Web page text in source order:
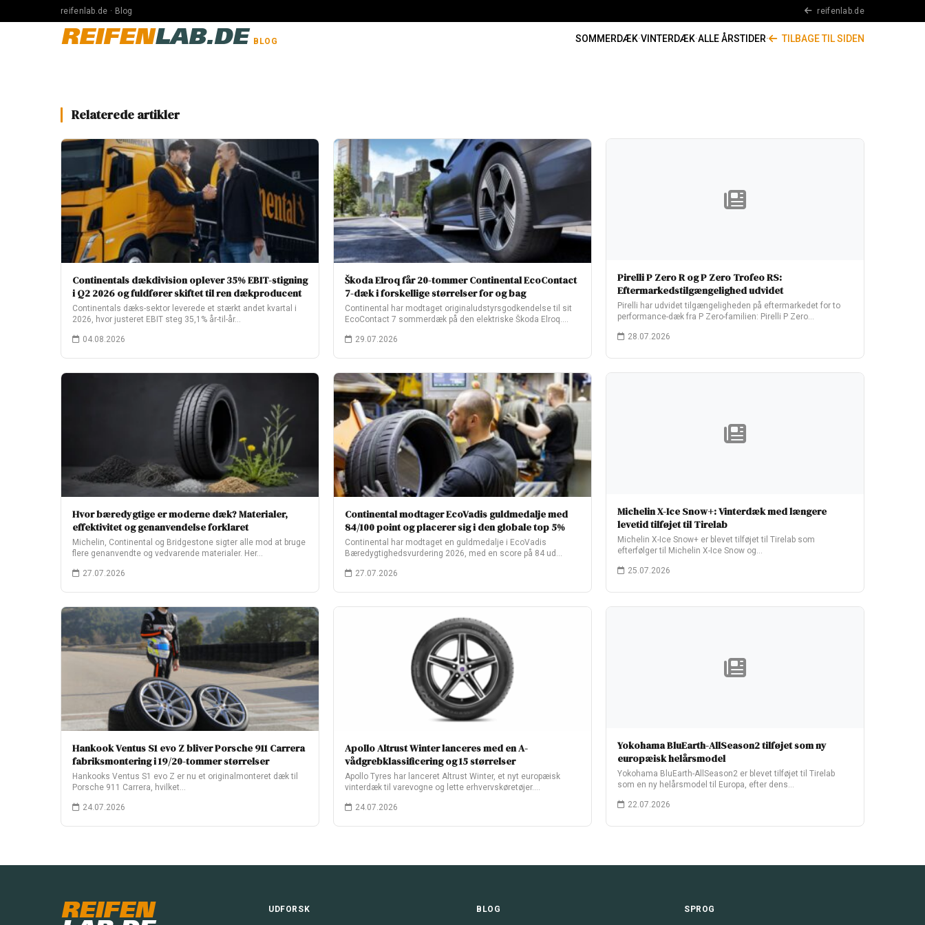
reifenlab.de · Blog reifenlab.de
REIFENLAB.DE BLOG SOMMERDÆK·VINTERDÆK·ALLE ÅRSTIDER· TILBAGE TIL SIDEN
Relaterede artikler
Continentals dækdivision oplever 35% EBIT-stigning
i Q2 2026 og fuldfører skiftet til ren dækproducent
Continentals dæks-sektor leverede et stærkt andet kvartal i
2026, hvor justeret EBIT steg 35,1% år-til-år…
04.08.2026
Škoda Elroq får 20-tommer Continental EcoContact
7-dæk i forskellige størrelser for og bag
Continental har modtaget originaludstyrsgodkendelse til sit
EcoContact 7 sommerdæk på den elektriske Škoda Elroq.
29.07.2026
Pirelli P Zero R og P Zero Trofeo RS:
Eftermarkedstilgængelighed udvidet
Pirelli har udvidet tilgængeligheden på eftermarkedet for to
performance-dæk fra P Zero-familien: Pirelli P Zero…
28.07.2026
Hvor bæredygtige er moderne dæk? Materialer,
effektivitet og genanvendelse forklaret
Michelin, Continental og Bridgestone sigter alle mod at bruge
flere genanvendte og vedvarende materialer. Her…
27.07.2026
Continental modtager EcoVadis guldmedalje med
84/100 point og placerer sig i den globale top 5%
Continental har modtaget en guldmedalje i EcoVadis
Bæredygtighedsvurdering 2026, med en score på 84 ud…
27.07.2026
Michelin X-Ice Snow+: Vinterdæk med længere
levetid tilføjet til Tirelab
Michelin X-Ice Snow+ er blevet tilføjet til Tirelab som
efterfølger til Michelin X-Ice Snow og…
25.07.2026
Hankook Ventus S1 evo Z bliver Porsche 911 Carrera
fabriksmontering i 19/20-tommer størrelser
Hankooks Ventus S1 evo Z er nu et originalmonteret dæk til
Porsche 911 Carrera, hvilket…
24.07.2026
Apollo Altrust Winter lanceres med en A-
vådgrebklassificering og 15 størrelser
Apollo Tyres har lanceret Altrust Winter, et nyt europæisk
vinterdæk til varevogne og lette erhvervskøretøjer.…
24.07.2026
Yokohama BluEarth-AllSeason2 tilføjet som ny
europæisk helårsmodel
Yokohama BluEarth-AllSeason2 er blevet tilføjet til Tirelab
som en ny helårsmodel til Europa, efter dens…
22.07.2026
REIFEN
UDFORSK BLOG SPROG